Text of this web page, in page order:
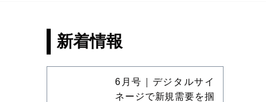
新着情報
6月号｜デジタルサイ
ネージで新規需要を掴